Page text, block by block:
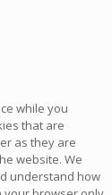
while you
that are
as they are
website. We
understand how